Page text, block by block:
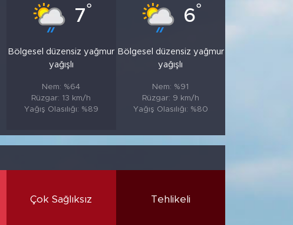
7°
Bölgesel düzensiz yağmur
yağışlı
Nem: %64
Rüzgar: 13 km/h
Yağış Olasılığı: %89
6°
Bölgesel düzensiz yağmur
yağışlı
Nem: %91
Rüzgar: 9 km/h
Yağış Olasılığı: %80
Çok Sağlıksız Tehlikeli